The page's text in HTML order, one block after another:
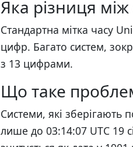
Яка різниця
Стандартна мітка часу
цифр. Багато систем,
з 13 цифрами.
Що таке
Системи, які зберігають
лише до 03:14:07 UTC 19